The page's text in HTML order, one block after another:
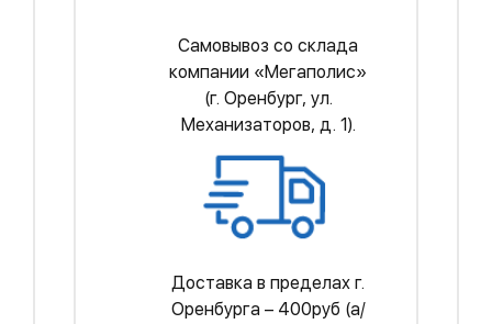
Самовывоз со склада
компании «Мегаполис»
(г. Оренбург, ул.
Механизаторов, д. 1).
Доставка в пределах г.
Оренбурга – 400руб (а/